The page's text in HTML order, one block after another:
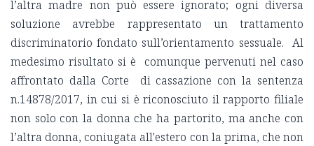
l’altra madre non può essere ignorato; ogni diversa
soluzione avrebbe rappresentato un trattamento
discriminatorio fondato sull’orientamento sessuale. Al
medesimo risultato si è comunque pervenuti nel caso
affrontato dalla Corte di cassazione con la sentenza
n.14878/2017, in cui si è riconosciuto il rapporto filiale
non solo con la donna che ha partorito, ma anche con
l’altra donna, coniugata all'estero con la prima, che non